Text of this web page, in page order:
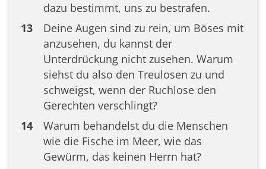
dazu bestimmt, uns zu bestrafen.
13
Deine Augen sind zu rein, um Böses mit
anzusehen, du kannst der
Unterdrückung nicht zusehen. Warum
siehst du also den Treulosen zu und
schweigst, wenn der Ruchlose den
Gerechten verschlingt?
14
Warum behandelst du die Menschen
wie die Fische im Meer, wie das
Gewürm, das keinen Herrn hat?